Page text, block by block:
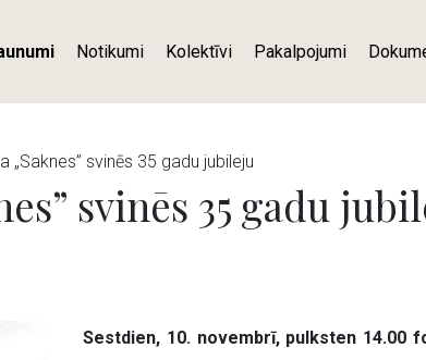
Notikumi Kolektīvi Pakalpojumi
svinēs 35 gadu jubileju
svinēs 35 gadu
Sestdien, 10. novembrī, pulksten 14.00